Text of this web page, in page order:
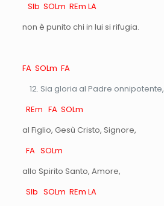
SIb SOLm REm LA
non è punito chi in lui si rifugia.
FA SOLm FA
Sia gloria al Padre onnipotente,
REm FA SOLm
al Figlio, Gesù Cristo, Signore,
FA SOLm
allo Spirito Santo, Amore,
SIb SOLm REm LA